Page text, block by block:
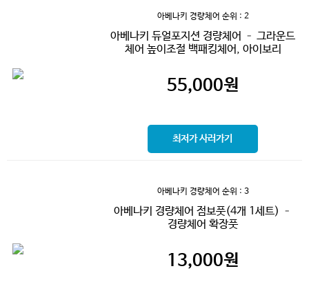
아베나키 경량체어 순위 : 2
아베나키 듀얼포지션 경량체어 – 그라운드
체어 높이조절 백패킹체어, 아이보리
55,000원
최저가 사러가기
아베나키 경량체어 순위 : 3
아베나키 경량체어 점보풋(4개 1세트) –
경량체어 확장풋
13,000원